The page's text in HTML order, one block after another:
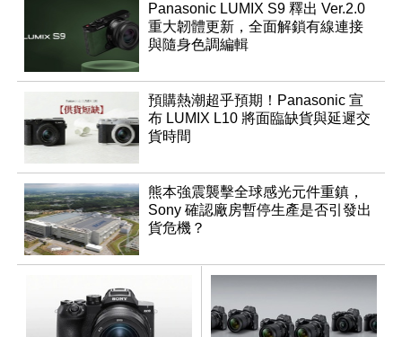
Panasonic LUMIX S9 釋出 Ver.2.0
重大韌體更新，全面解鎖有線連接
與隨身色調編輯
預購熱潮超乎預期！Panasonic 宣
布 LUMIX L10 將面臨缺貨與延遲交
貨時間
熊本強震襲擊全球感光元件重鎮，
Sony 確認廠房暫停生產是否引發出
貨危機？